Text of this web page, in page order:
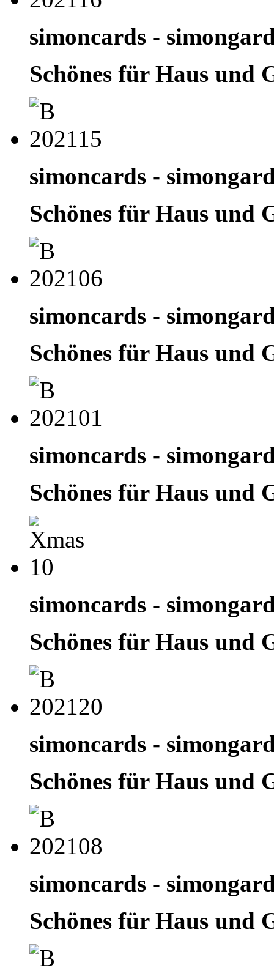
simoncards -
Schönes für Haus und
simoncards -
Schönes für Haus und
simoncards -
Schönes für Haus und
simoncards -
Schönes für Haus und
simoncards -
Schönes für Haus und
simoncards -
Schönes für Haus und
simoncards -
Schönes für Haus und